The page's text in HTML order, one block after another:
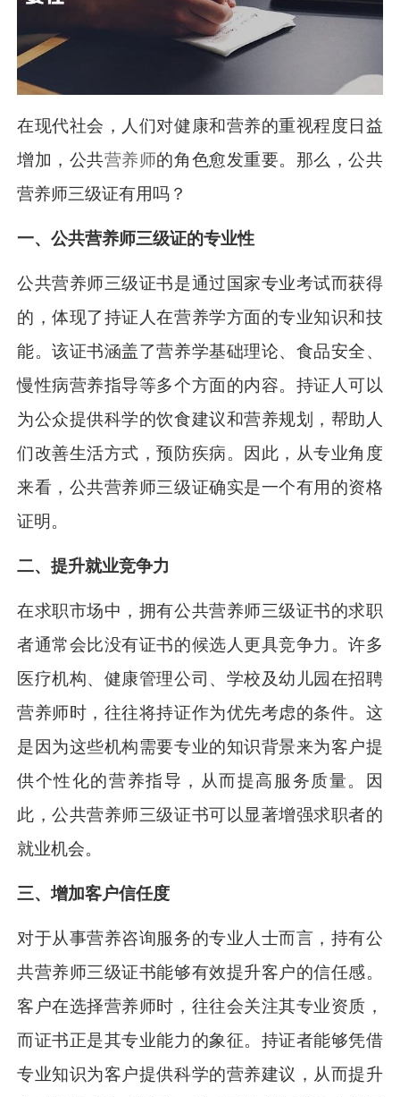
在现代社会，人们对健康和营养的重视程度日益
增加，公共营养师的角色愈发重要。那么，公共
营养师三级证有用吗？
一、公共营养师三级证的专业性
公共营养师三级证书是通过国家专业考试而获得
的，体现了持证人在营养学方面的专业知识和技
能。该证书涵盖了营养学基础理论、食品安全、
慢性病营养指导等多个方面的内容。持证人可以
为公众提供科学的饮食建议和营养规划，帮助人
们改善生活方式，预防疾病。因此，从专业角度
来看，公共营养师三级证确实是一个有用的资格
证明。
二、提升就业竞争力
在求职市场中，拥有公共营养师三级证书的求职
者通常会比没有证书的候选人更具竞争力。许多
医疗机构、健康管理公司、学校及幼儿园在招聘
营养师时，往往将持证作为优先考虑的条件。这
是因为这些机构需要专业的知识背景来为客户提
供个性化的营养指导，从而提高服务质量。因
此，公共营养师三级证书可以显著增强求职者的
就业机会。
三、增加客户信任度
对于从事营养咨询服务的专业人士而言，持有公
共营养师三级证书能够有效提升客户的信任感。
客户在选择营养师时，往往会关注其专业资质，
而证书正是其专业能力的象征。持证者能够凭借
专业知识为客户提供科学的营养建议，从而提升